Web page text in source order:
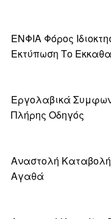
ΕΝΦΙΑ Φόρος
Εκτύπωση Το
Εργολαβικά
Πλήρης Οδηγός
Αναστολή
Αγαθά